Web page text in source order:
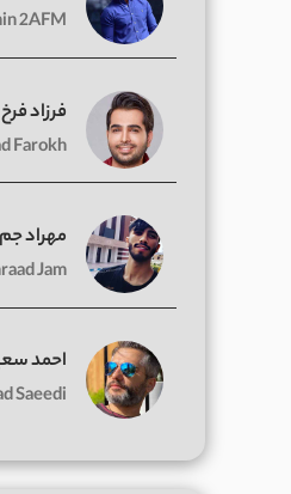
2AFM
فرزاد فرخ
Farokh
مهراد جم
Jam
احمد
Saeedi